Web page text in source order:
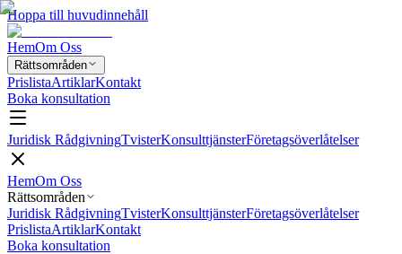
Hoppa till huvudinnehåll
HemOm Oss
Rättsområden
PrislistaArtiklarKontakt
Boka konsultation
Juridisk RådgivningTvisterKonsulttjänsterFöretagsöverlåtelser
HemOm Oss
Rättsområden
Juridisk RådgivningTvisterKonsulttjänsterFöretagsöverlåtelser
PrislistaArtiklarKontakt
Boka konsultation